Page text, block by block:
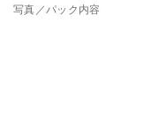
写真／パック内容